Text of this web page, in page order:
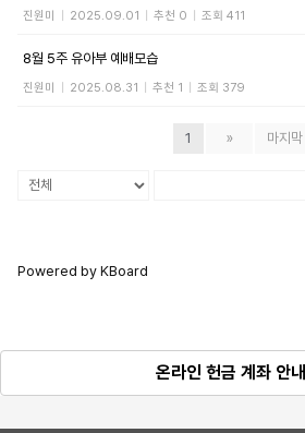
진원미 2025.09.01 추천 0 조회 411
8월 5주 유아부 예배모습
진원미 2025.08.31 추천 1 조회 379
1 » 마지막
Powered by KBoard
온라인 헌금 계좌 안내